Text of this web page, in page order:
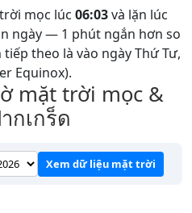
mọc lúc 06:03và lặn lúc
ngày — 1 phút ngắn hơn so
theo là vào ngày Thứ Tư,
Equinox).
mặt trời mọc &
กเกร็ด
Xem dữ liệu mặt trời